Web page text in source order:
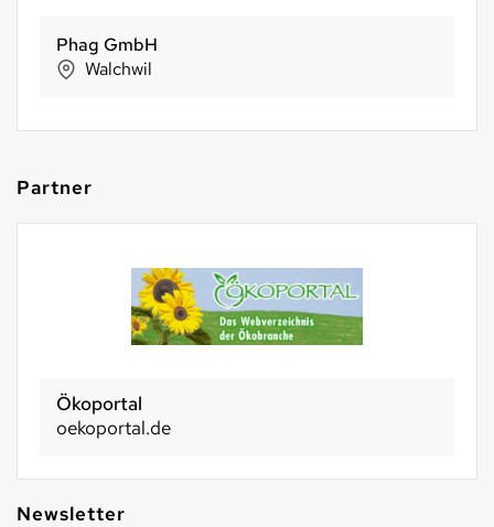
Phag GmbH
Walchwil
Partner
Ökoportal
oekoportal.de
Newsletter